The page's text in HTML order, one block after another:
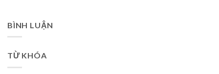
BÌNH LUẬN
TỪ KHÓA